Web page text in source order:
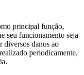
principal função,
seu funcionamento seja
diversos danos ao
periodicamente,